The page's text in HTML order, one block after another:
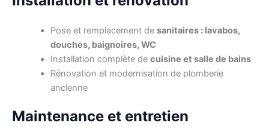
Pose et remplacement de sanitaires : lavabos,
douches, baignoires, WC
Installation complète de cuisine et salle de bains
Rénovation et modernisation de plomberie
ancienne
Maintenance et entretien